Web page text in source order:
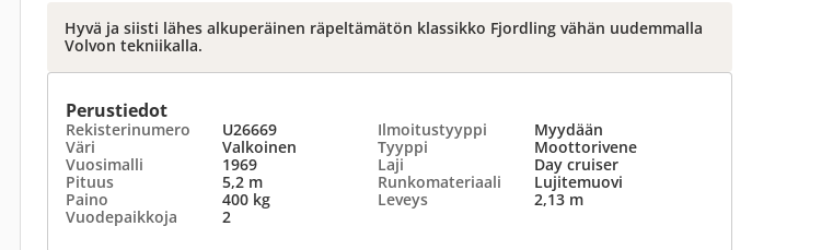
Hyvä ja siisti lähes alkuperäinen räpeltämätön klassikko Fjordling vähän uudemmalla
Volvon tekniikalla.
Perustiedot
Rekisterinumero U26669 Ilmoitustyyppi
Myydään
Väri
Valkoinen Tyyppi
Moottorivene
Vuosimalli
1969 Laji
Day cruiser
Pituus
5,2 m Runkomateriaali
Lujitemuovi
Paino
400 kg Leveys
2,13 m
Vuodepaikkoja
2